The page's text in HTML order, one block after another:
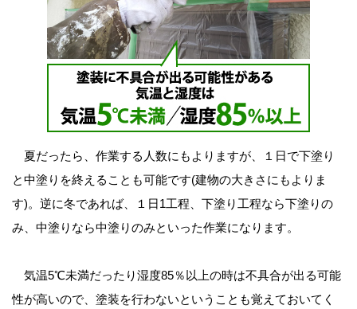
夏だったら、作業する人数にもよりますが、１日で下塗り
と中塗りを終えることも可能です(建物の大きさにもよりま
す)。逆に冬であれば、１日1工程、下塗り工程なら下塗りの
み、中塗りなら中塗りのみといった作業になります。
気温5℃未満だったり湿度85％以上の時は不具合が出る可能
性が高いので、塗装を行わないということも覚えておいてく